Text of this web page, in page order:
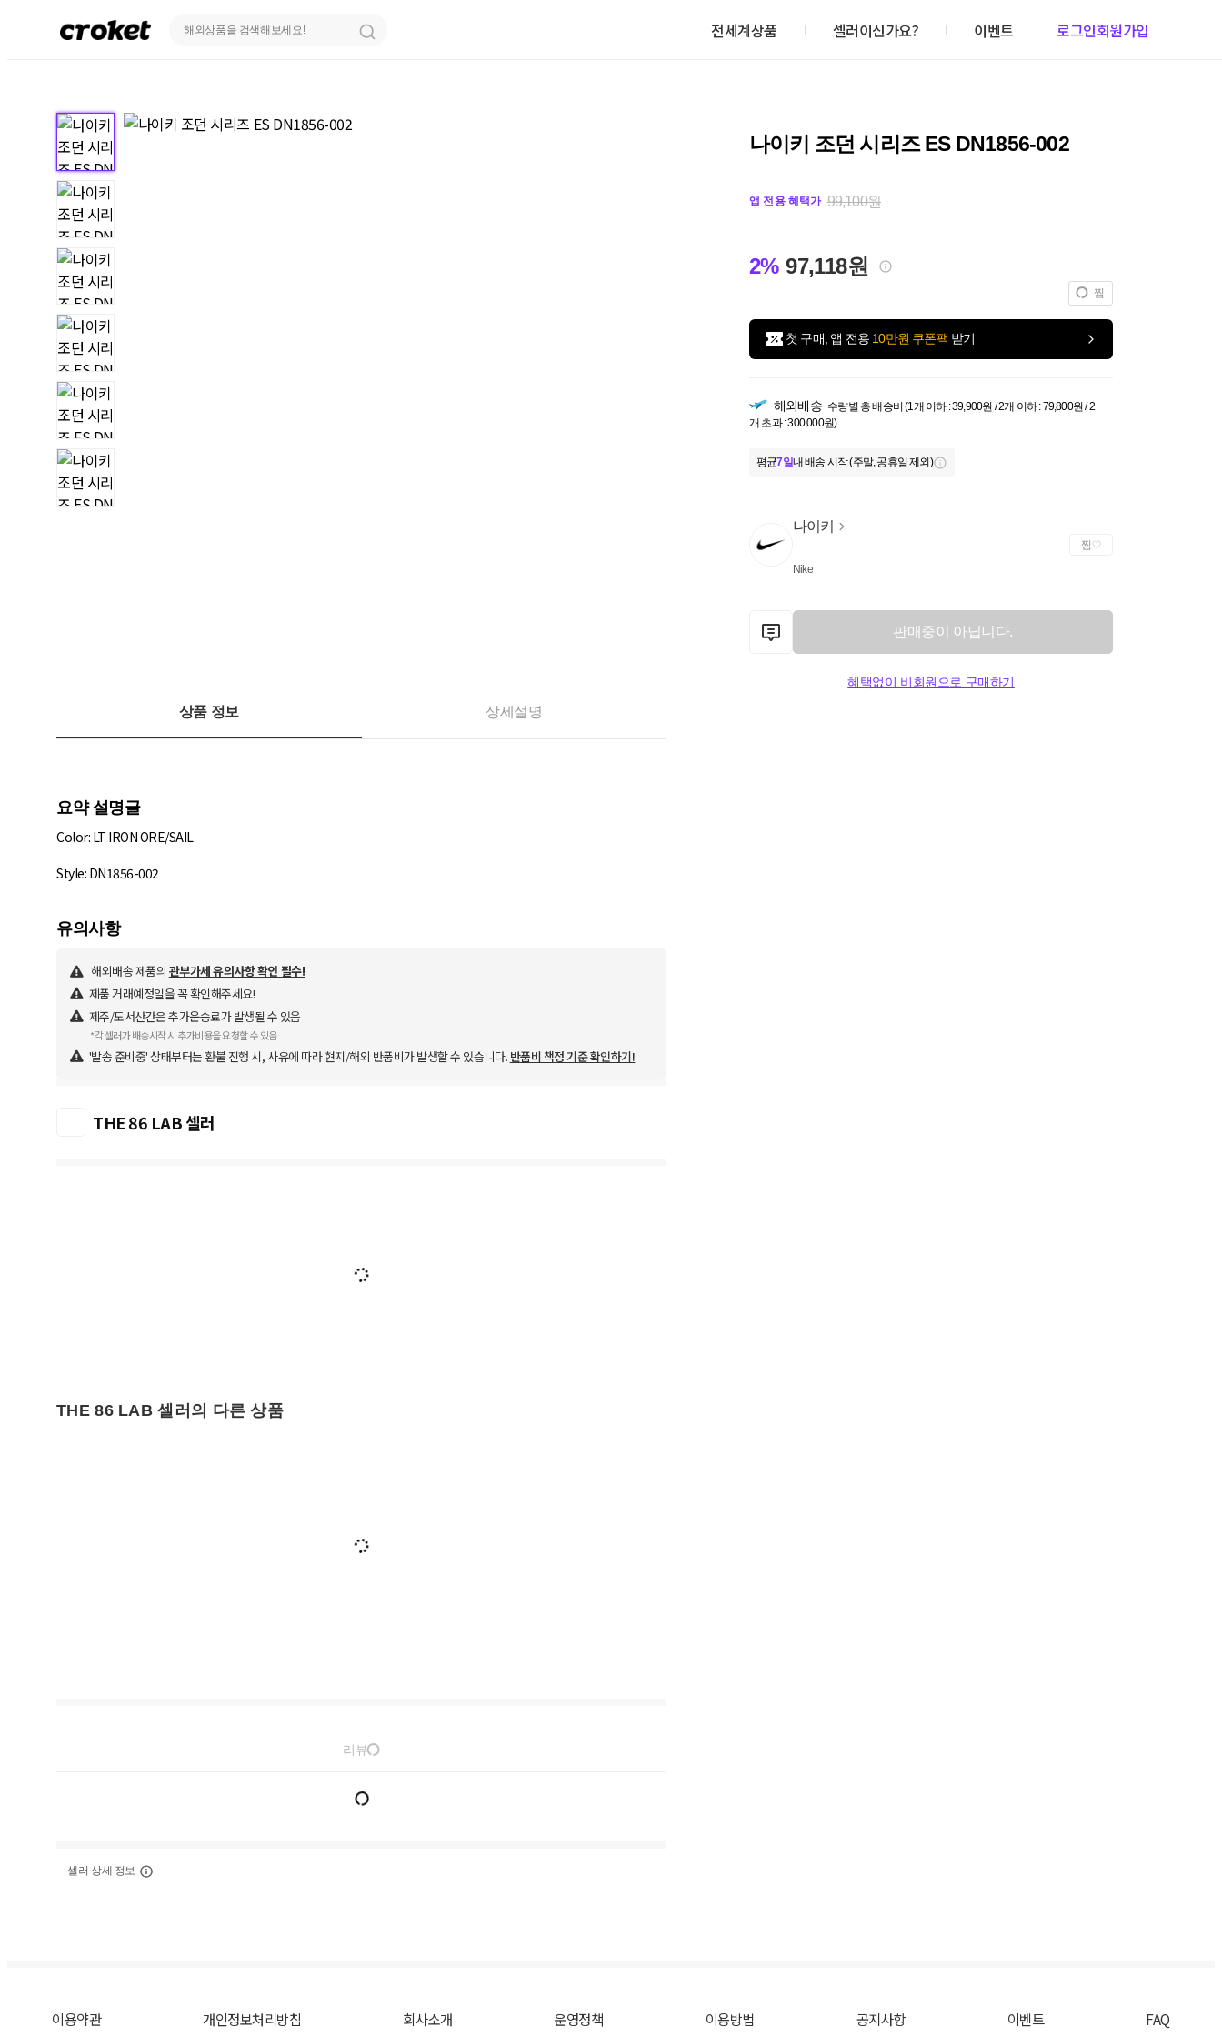
전세계상품 셀러이신가요? 이벤트 로그인회원가입
나이키 조던 시리즈 ES DN1856-002
앱 전용 혜택가 99,100원
2% 97,118원
찜
첫 구매, 앱 전용 10만원 쿠폰팩 받기
해외배송 수량별 총 배송비 (1개 이하 : 39,900원 / 2개 이하 : 79,800원 / 2
개 초과 : 300,000원)
평균7일내 배송 시작 (주말, 공휴일 제외)
나이키
Nike
찜
판매중이 아닙니다.
혜택없이 비회원으로 구매하기
상품 정보 상세설명
요약 설명글
Color: LT IRON ORE/SAIL
Style: DN1856-002
유의사항
해외배송 제품의 관부가세 유의사항 확인 필수!
제품 거래예정일을 꼭 확인해주세요!
제주/도서산간은 추가운송료가 발생될 수 있음
*각 셀러가 배송시작 시 추가비용을 요청할 수 있음
'발송 준비중' 상태부터는 환불 진행 시, 사유에 따라 현지/해외 반품비가 발생할 수 있습니다. 반품비 책정 기준 확인하기!
THE 86 LAB 셀러
THE 86 LAB 셀러의 다른 상품
리뷰
셀러 상세 정보
이용약관 개인정보처리방침 회사소개 운영정책 이용방법 공지사항 이벤트 FAQ